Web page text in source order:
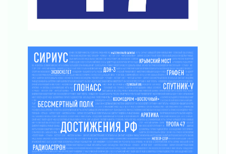
подняли зарплаты почти на 40% за год
03 августа 2026
Уроки безопасности для детей и взрослых
03 августа 2026
Ленобласть отмечает День Воздушно-
десантных войск
02 августа 2026
«Активное лето»
02 августа 2026
Ленобласть отметила заслуги жителей перед